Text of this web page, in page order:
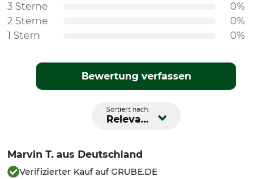
3 Sterne
0%
2 Sterne
0%
1 Stern
0%
Bewertung verfassen
Sortiert nach:
Relevanz
Marvin T. aus Deutschland
Verifizierter Kauf auf GRUBE.DE